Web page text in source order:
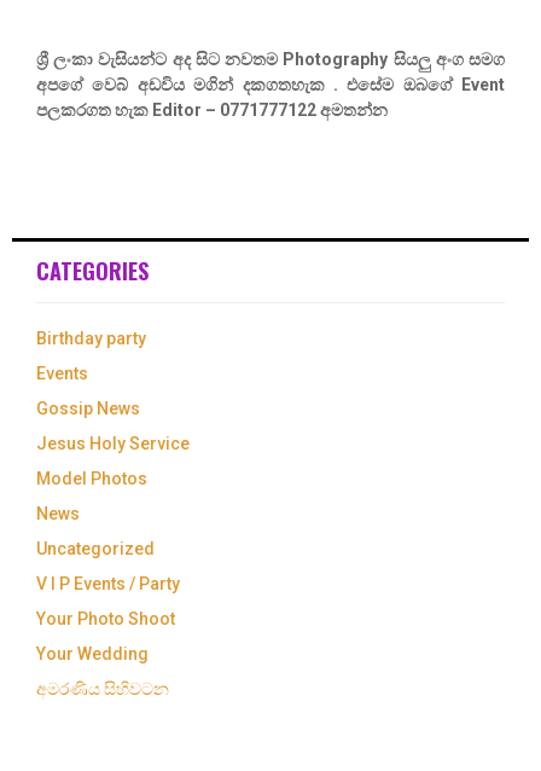
ශ්‍රී ලංකා වැසියන්ට අද සිට නවතම Photography සියලු අංග සමග
අපගේ වෙබ් අඩවිය මගින් දකගතහැක . එසේම ඔබගේ Event
පලකරගත හැක Editor – 0771777122 අමතන්න
CATEGORIES
Birthday party
Events
Gossip News
Jesus Holy Service
Model Photos
News
Uncategorized
V I P Events / Party
Your Photo Shoot
Your Wedding
අමරණිය සිහිවටන